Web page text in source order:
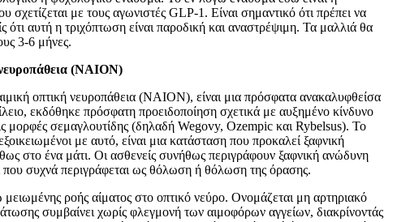
σχετίζεται με τους αγωνιστές GLP-1. Είναι σημαντικό ότι πρέπει να
ότι αυτή η τριχόπτωση είναι παροδική και αναστρέψιμη. Τα μαλλιά θα
3-6 μήνες.
(NAION)
οπτική νευροπάθεια (NAION), είναι μια πρόσφατα ανακαλυφθείσα
εκδόθηκε πρόσφατη προειδοποίηση σχετικά με αυξημένο κίνδυνο
μορφές σεμαγλουτίδης (δηλαδή Wegovy, Ozempic και Rybelsus). Το
με αυτό, είναι μια κατάσταση που προκαλεί ξαφνική
στο ένα μάτι. Οι ασθενείς συνήθως περιγράφουν ξαφνική ανώδυνη
που συχνά περιγράφεται ως θόλωση ή θόλωση της όρασης.
ροής αίματος στο οπτικό νεύρο. Ονομάζεται μη αρτηριακό
συμβαίνει χωρίς φλεγμονή των αιμοφόρων αγγείων, διακρίνοντάς